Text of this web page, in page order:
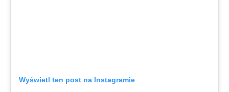
Wyświetl ten post na Instagramie